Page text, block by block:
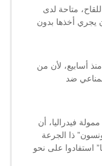
متاحة لدى
يجري أخذها بدون
أسابيع، لأن من
ضد
فيدراليا، أن
” ذا الجرعة
” استفادوا على نحو